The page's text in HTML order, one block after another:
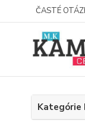
ČASTÉ
Kategórie